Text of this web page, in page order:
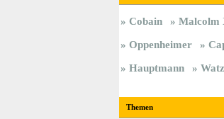
Cobain Malcolm
Oppenheimer
Hauptmann
Themen